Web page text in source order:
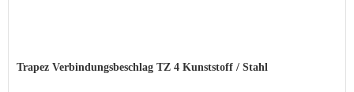
Trapez Verbindungsbeschlag TZ 4 Kunststoff / Stahl